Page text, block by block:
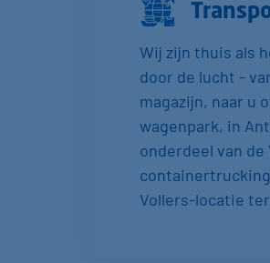
Wij zijn thuis als
door de lucht -
magazijn, naar u
wagenpark, in
onderdeel van
Vollers-locatie